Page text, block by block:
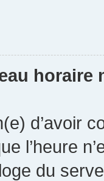
horaire
d’avoir
l’heure
du